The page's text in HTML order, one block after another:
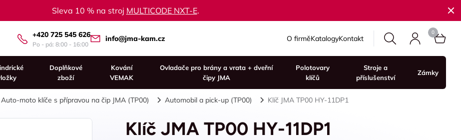
Sleva 10 % na stroj MULTICODE NXT-E.
+420 725 545 626
Po - pá: 8:00 - 16:00
info@jma-kam.cz O firměKatalogyKontakt
Doplňkové
zboží
Kování
VEMAK
Ovladače pro brány a vrata + dveřní
čipy JMA
Polotovary
klíčů
Stroje a
příslušenství
Zámky
Auto-moto klíče s přípravou na čip JMA (TP00) Automobil a pick-up (TP00) Klíč JMA TP00 HY-11DP1
Klíč JMA TP00 HY-11DP1